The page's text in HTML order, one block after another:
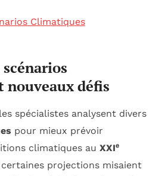
Climatiques
défis
spécialistes analysent divers
pour mieux prévoir
climatiques au XXIᵉ
projections misaient